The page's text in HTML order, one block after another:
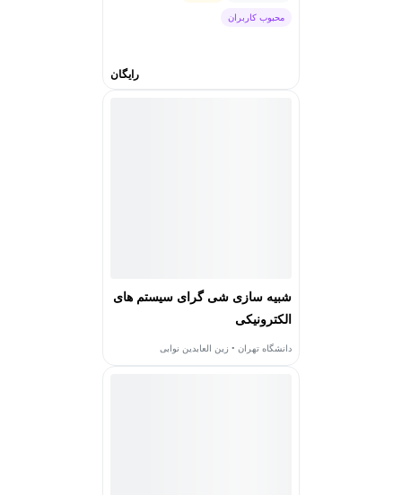
محبوب کاربران
رایگان
شبیه سازی شی گرای سیستم های
الکترونیکی
دانشگاه تهران • زین العابدین نوابی